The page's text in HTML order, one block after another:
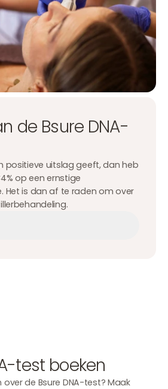
de Bsure DNA-
positieve uitslag geeft, dan heb
op een ernstige
Het is dan af te raden om over
test boeken
over de Bsure DNA-test? Maak